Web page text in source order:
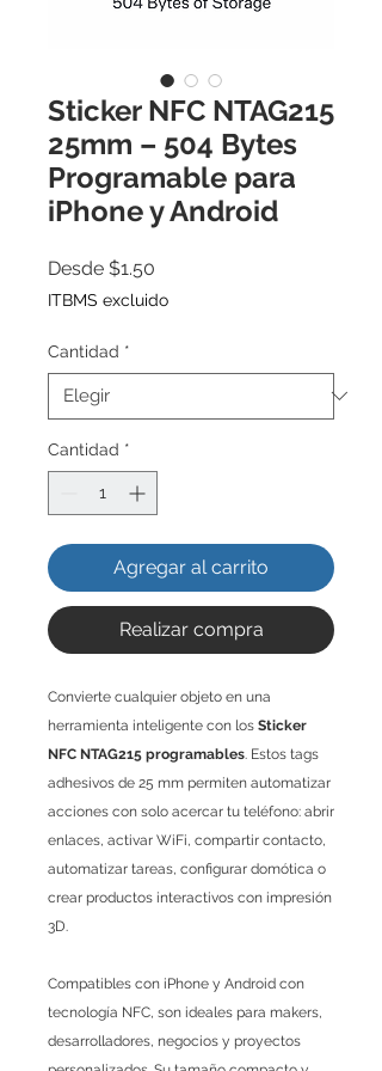
Sticker NFC NTAG215
25mm – 504 Bytes
Programable para
iPhone y Android
Desde $1.50
de
oferta
ITBMS excluido
Cantidad *
Cantidad *
Agregar al carrito
Realizar compra
Convierte cualquier objeto en una
herramienta inteligente con los Sticker
NFC NTAG215 programables . Estos tags
adhesivos de 25 mm permiten automatizar
acciones con solo acercar tu teléfono: abrir
enlaces, activar WiFi, compartir contacto,
automatizar tareas, configurar domótica o
crear productos interactivos con impresión
3D.
Compatibles con iPhone y Android con
tecnología NFC, son ideales para makers,
desarrolladores, negocios y proyectos